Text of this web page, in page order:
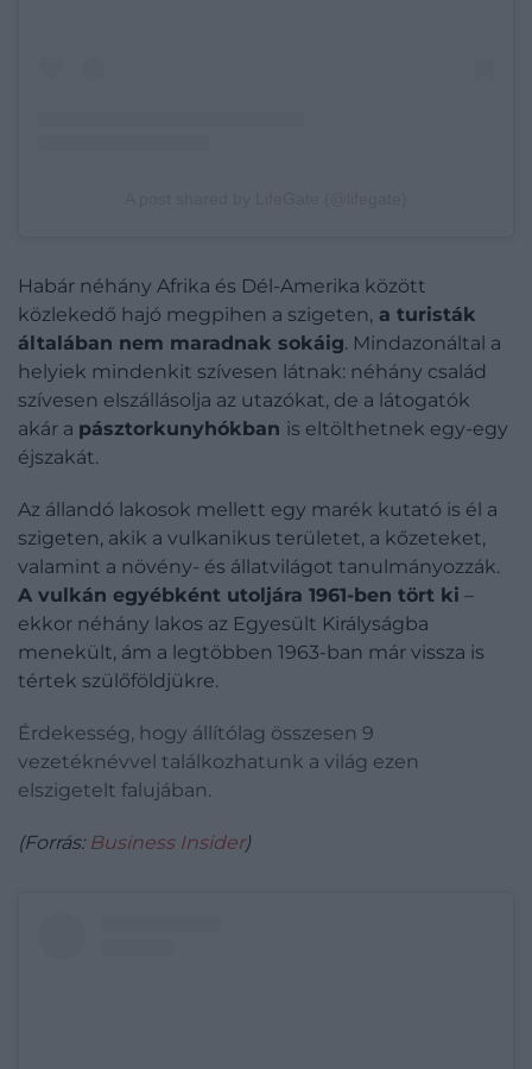
Habár néhány Afrika és Dél-Amerika között
közlekedő hajó megpihen a szigeten, a turisták
általában nem maradnak sokáig. Mindazonáltal a
helyiek mindenkit szívesen látnak: néhány család
szívesen elszállásolja az utazókat, de a látogatók
akár a pásztorkunyhókban is eltölthetnek egy-egy
éjszakát.
Az állandó lakosok mellett egy marék kutató is él a
szigeten, akik a vulkanikus területet, a kőzeteket,
valamint a növény- és állatvilágot tanulmányozzák.
A vulkán egyébként utoljára 1961-ben tört ki –
ekkor néhány lakos az Egyesült Királyságba
menekült, ám a legtöbben 1963-ban már vissza is
tértek szülőföldjükre.
Érdekesség, hogy állítólag összesen 9
vezetéknévvel találkozhatunk a világ ezen
elszigetelt falujában.
(Forrás: Business Insider)